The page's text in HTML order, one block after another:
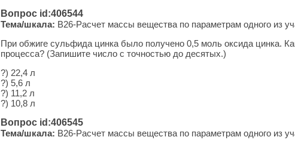
Вопрос id:406544
Тема/шкала: B26-Рас­чет массы ве­ще­ства по па­ра­мет­рам одного из
При обжиге сульфида цинка было получено 0,5 моль оксида цинка.
процесса? (Запишите число с точностью до десятых.)
?) 22,4 л
?) 5,6 л
?) 11,2 л
?) 10,8 л
Вопрос id:406545
Тема/шкала: B26-Рас­чет массы ве­ще­ства по па­ра­мет­рам одного из